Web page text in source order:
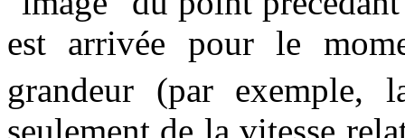
est arrivée pour le
grandeur (par exemple,
seulement de la vitesse